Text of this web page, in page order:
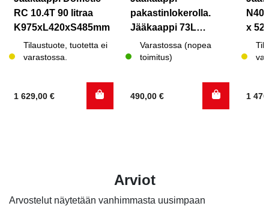
RC 10.4T 90 litraa
K975xL420xS485mm
Tilaustuote, tuotetta ei
varastossa.
1 629,00 €
pakastinlokerolla.
Jääkaappi 73L
pakastelokero 9L
Varastossa (nopea
toimitus)
490,00 €
x
1
Arviot
Arvostelut näytetään vanhimmasta uusimpaan